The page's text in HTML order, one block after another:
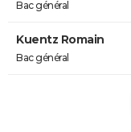
Bac général
Kuentz Romain
Bac général